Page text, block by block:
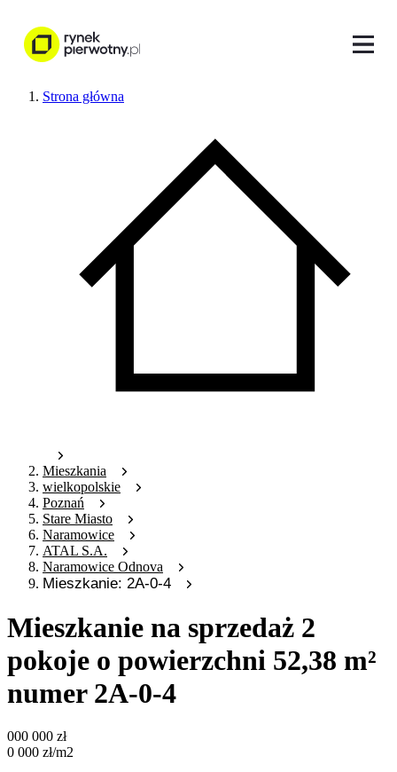
Strona główna
Mieszkania
wielkopolskie
Poznań
Stare Miasto
Naramowice
ATAL S.A.
Naramowice Odnova
Mieszkanie: 2A-0-4
Mieszkanie na sprzedaż 2
pokoje o powierzchni 52,38 m²
numer 2A-0-4
000 000 zł
0 000 zł/m2